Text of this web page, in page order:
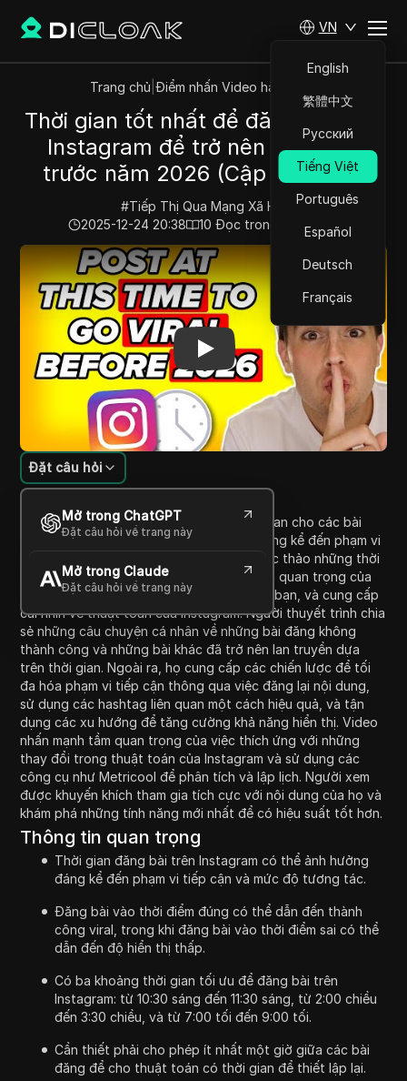
VN
English
繁體中文
Русский
Tiếng Việt
Português
Español
Deutsch
Français
Trang chủ Điểm nhấn Video hàng đầu
Thời gian tốt nhất để đăng bài trên
Instagram để trở nên nổi tiếng
trước năm 2026 (Cập nhật lớn)
#Tiếp Thị Qua Mạng Xã Hội
2025-12-24 20:38
10 Đọc trong giây phút
Play Video:Thời gian tốt nhất để đăng bài trên
Giới thiệu nội dung
Đặt câu hỏi
Mở trong ChatGPT
Đặt câu hỏi về trang này
Mở trong Claude
Đặt câu hỏi về trang này
Video này khám phá cách việc định thời gian cho các bài
đăng trên Instagram có thể ảnh hưởng đáng kể đến phạm vi
tiếp cận và sự tương tác của bạn. Nó phác thảo những thời
điểm tốt nhất để đăng bài, nhấn mạnh tầm quan trọng của
việc phù hợp với múi giờ của khán giả của bạn, và cung cấp
cái nhìn về thuật toán của Instagram. Người thuyết trình chia
sẻ những câu chuyện cá nhân về những bài đăng không
thành công và những bài khác đã trở nên lan truyền dựa
trên thời gian. Ngoài ra, họ cung cấp các chiến lược để tối
đa hóa phạm vi tiếp cận thông qua việc đăng lại nội dung,
sử dụng các hashtag liên quan một cách hiệu quả, và tận
dụng các xu hướng để tăng cường khả năng hiển thị. Video
nhấn mạnh tầm quan trọng của việc thích ứng với những
thay đổi trong thuật toán của Instagram và sử dụng các
công cụ như Metricool để phân tích và lập lịch. Người xem
được khuyến khích tham gia tích cực với nội dung của họ và
khám phá những tính năng mới nhất để có hiệu suất tốt hơn.
Thông tin quan trọng
Thời gian đăng bài trên Instagram có thể ảnh hưởng
đáng kể đến phạm vi tiếp cận và mức độ tương tác.
Đăng bài vào thời điểm đúng có thể dẫn đến thành
công viral, trong khi đăng bài vào thời điểm sai có thể
dẫn đến độ hiển thị thấp.
Có ba khoảng thời gian tối ưu để đăng bài trên
Instagram: từ 10:30 sáng đến 11:30 sáng, từ 2:00 chiều
đến 3:30 chiều, và từ 7:00 tối đến 9:00 tối.
Cần thiết phải cho phép ít nhất một giờ giữa các bài
đăng để cho thuật toán có thời gian để thiết lập lại.